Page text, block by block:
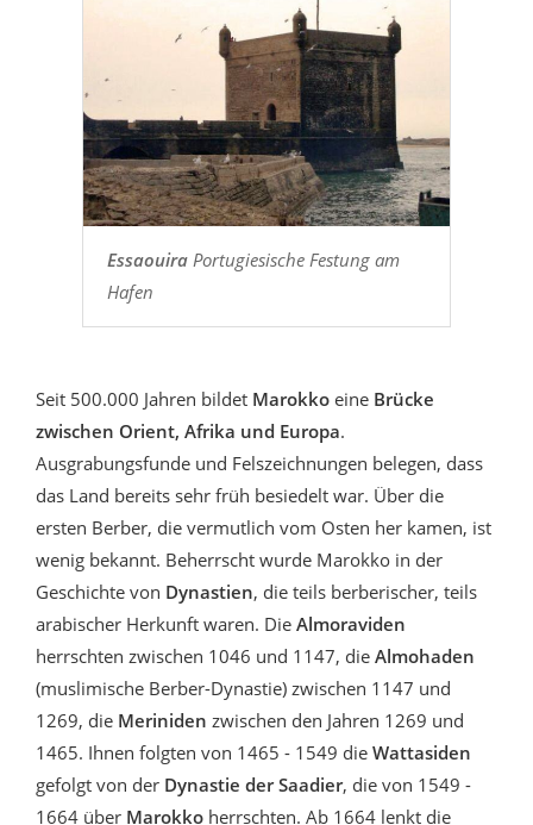
EssaouiraPortugiesische Festung am
Hafen
Seit 500.000 Jahren bildet Marokko eine Brücke
zwischen Orient, Afrika und Europa.
Ausgrabungsfunde und Felszeichnungen belegen, dass
das Land bereits sehr früh besiedelt war. Über die
ersten Berber, die vermutlich vom Osten her kamen, ist
wenig bekannt. Beherrscht wurde Marokko in der
Geschichte von Dynastien, die teils berberischer, teils
arabischer Herkunft waren. Die Almoraviden
herrschten zwischen 1046 und 1147, die Almohaden
(muslimische Berber-Dynastie) zwischen 1147 und
1269, die Meriniden zwischen den Jahren 1269 und
1465. Ihnen folgten von 1465 - 1549 die Wattasiden
gefolgt von der Dynastie der Saadier, die von 1549 -
1664 über Marokko herrschten. Ab 1664 lenkt die